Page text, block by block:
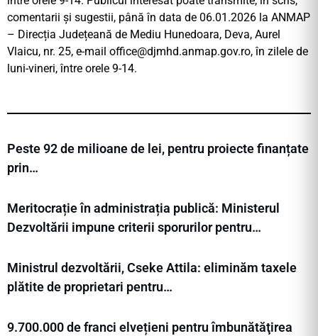
comentarii şi sugestii, până în data de 06.01.2026 la ANMAP
– Direcția Județeană de Mediu Hunedoara, Deva, Aurel
Vlaicu, nr. 25, e-mail office@djmhd.anmap.gov.ro, în zilele de
luni-vineri, între orele 9-14.
Peste 92 de milioane de lei, pentru proiecte finanțate
prin…
Meritocrație în administrația publică: Ministerul
Dezvoltării impune criterii sporurilor pentru…
Ministrul dezvoltării, Cseke Attila: eliminăm taxele
plătite de proprietari pentru…
9.700.000 de franci elvețieni pentru îmbunătăţirea